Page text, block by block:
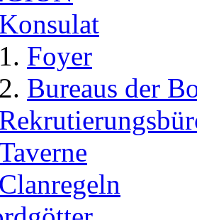
Konsulat
Foyer
Bureaus der
Clanregeln